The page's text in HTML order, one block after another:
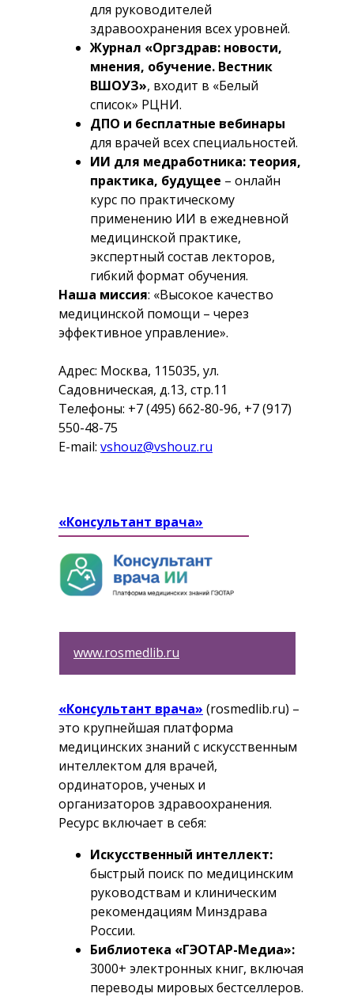
для руководителей
здравоохранения всех уровней.
Журнал «Оргздрав: новости,
мнения, обучение. Вестник
ВШОУЗ», входит в «Белый
список» РЦНИ.
ДПО и бесплатные вебинары
для врачей всех специальностей.
ИИ для медработника: теория,
практика, будущее – онлайн
курс по практическому
применению ИИ в ежедневной
медицинской практике,
экспертный состав лекторов,
гибкий формат обучения.
Наша миссия: «Высокое качество
медицинской помощи – через
эффективное управление».
Адрес: Москва, 115035, ул.
Садовническая, д.13, стр.11
Телефоны: +7 (495) 662-80-96, +7 (917)
550-48-75
E-mail: vshouz@vshouz.ru
«Консультант врача» (rosmedlib.ru) –
это крупнейшая платформа
медицинских знаний с искусственным
интеллектом для врачей,
ординаторов, ученых и
организаторов здравоохранения.
Ресурс включает в себя:
Искусственный интеллект:
быстрый поиск по медицинским
руководствам и клиническим
рекомендациям Минздрава
России.
Библиотека «ГЭОТАР-Медиа»:
3000+ электронных книг, включая
переводы мировых бестселлеров.
«Консультант врача»
www.rosmedlib.ru